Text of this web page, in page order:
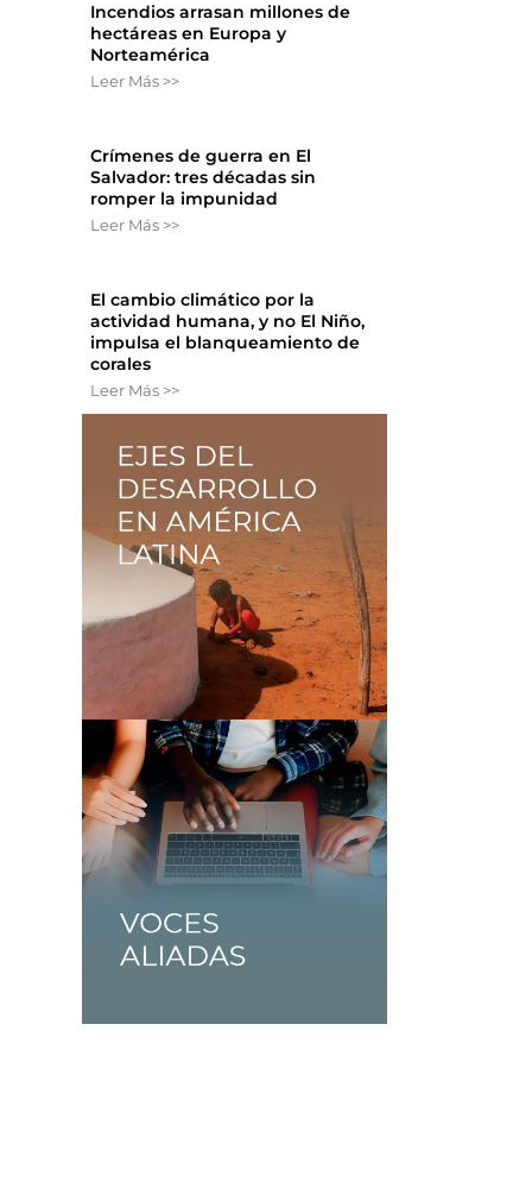
Incendios arrasan millones de
hectáreas en Europa y
Norteamérica
Leer Más >>
Crímenes de guerra en El
Salvador: tres décadas sin
romper la impunidad
Leer Más >>
El cambio climático por la
actividad humana, y no El Niño,
impulsa el blanqueamiento de
corales
Leer Más >>